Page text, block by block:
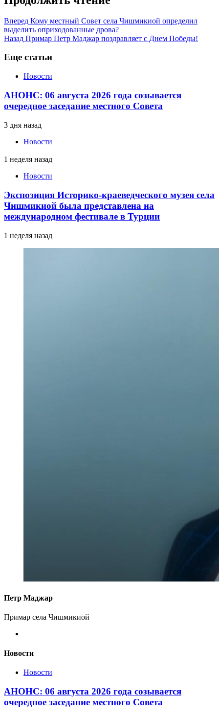
Вперед Кому местный Совет села Чишмикиой определил
выделить оприходованные дрова?
Назад Примар Петр Маджар поздравляет с Днем Победы!
Еще статьи
Новости
АНОНС: 06 августа 2026 года созывается
очередное заседание местного Совета
3 дня назад
Новости
1 неделя назад
Новости
Экспозиция Историко-краеведческого музея села
Чишмикиой была представлена на
международном фестивале в Турции
1 неделя назад
Петр Маджар
Примар села Чишмикиой
Новости
Новости
АНОНС: 06 августа 2026 года созывается
очередное заседание местного Совета